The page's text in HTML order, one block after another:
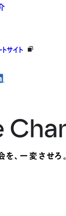
サイト
を、一変させろ。